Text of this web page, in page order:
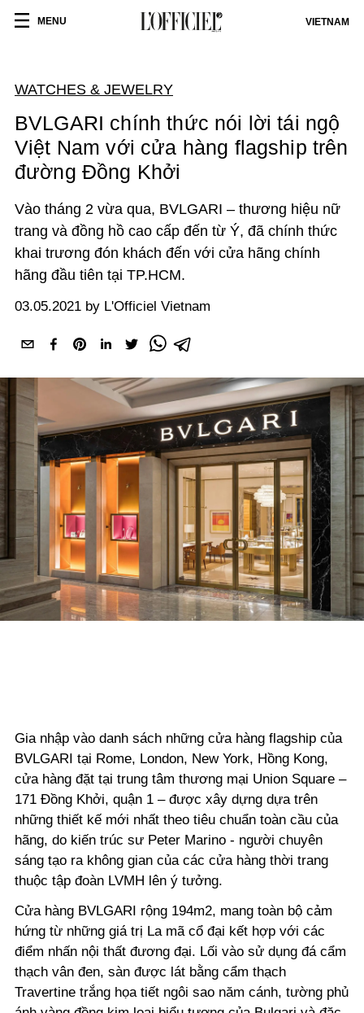
MENU VIETNAM
WATCHES & JEWELRY
BVLGARI chính thức nói lời tái ngộ
Việt Nam với cửa hàng flagship trên
đường Đồng Khởi
Vào tháng 2 vừa qua, BVLGARI – thương hiệu nữ
trang và đồng hồ cao cấp đến từ Ý, đã chính thức
khai trương đón khách đến với cửa hãng chính
hãng đầu tiên tại TP.HCM.
03.05.2021 by L'Officiel Vietnam
Gia nhập vào danh sách những cửa hàng flagship của
BVLGARI tại Rome, London, New York, Hồng Kong,
cửa hàng đặt tại trung tâm thương mại Union Square –
171 Đồng Khởi, quận 1 – được xây dựng dựa trên
những thiết kế mới nhất theo tiêu chuẩn toàn cầu của
hãng, do kiến trúc sư Peter Marino - người chuyên
sáng tạo ra không gian của các cửa hàng thời trang
thuộc tập đoàn LVMH lên ý tưởng.
Cửa hàng BVLGARI rộng 194m2, mang toàn bộ cảm
hứng từ những giá trị La mã cổ đại kết hợp với các
điểm nhấn nội thất đương đại. Lối vào sử dụng đá cẩm
thạch vân đen, sàn được lát bằng cẩm thạch
Travertine trắng họa tiết ngôi sao năm cánh, tường phủ